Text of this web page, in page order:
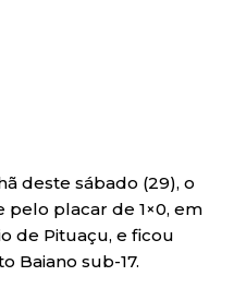
deste sábado (29), o
pelo placar de 1×0, em
de Pituaçu, e ficou
Baiano sub-17.